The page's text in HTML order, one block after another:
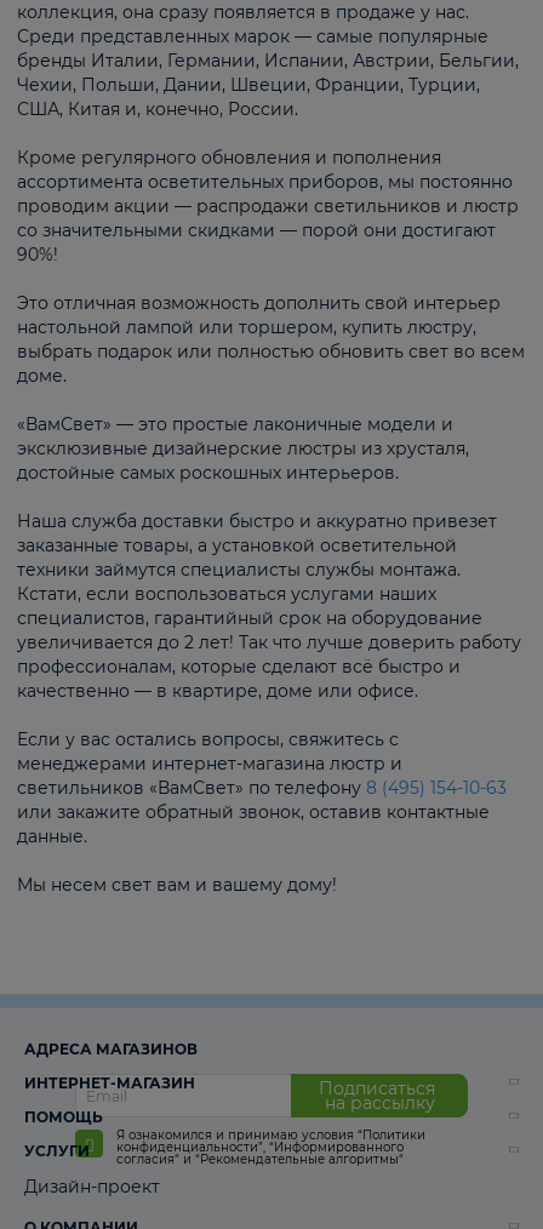
коллекция, она сразу появляется в продаже у нас.
Среди представленных марок — самые популярные
бренды Италии, Германии, Испании, Австрии, Бельгии,
Чехии, Польши, Дании, Швеции, Франции, Турции,
США, Китая и, конечно, России.
Кроме регулярного обновления и пополнения
ассортимента осветительных приборов, мы постоянно
проводим акции — распродажи светильников и люстр
со значительными скидками — порой они достигают
90%!
Это отличная возможность дополнить свой интерьер
настольной лампой или торшером, купить люстру,
выбрать подарок или полностью обновить свет во всем
доме.
«ВамСвет» — это простые лаконичные модели и
эксклюзивные дизайнерские люстры из хрусталя,
достойные самых роскошных интерьеров.
Наша служба доставки быстро и аккуратно привезет
заказанные товары, а установкой осветительной
техники займутся специалисты службы монтажа.
Кстати, если воспользоваться услугами наших
специалистов, гарантийный срок на оборудование
увеличивается до 2 лет! Так что лучше доверить работу
профессионалам, которые сделают всё быстро и
качественно — в квартире, доме или офисе.
Если у вас остались вопросы, свяжитесь с
менеджерами интернет-магазина люстр и
светильников «ВамСвет» по телефону 8 (495) 154-10-63
или закажите обратный звонок, оставив контактные
данные.
Мы несем свет вам и вашему дому!
Подписаться
на рассылку
Я ознакомился и принимаю условия “Политики
конфиденциальности”, “Информированного
согласия“ и “Рекомендательные алгоритмы“
АДРЕСА МАГАЗИНОВ
ИНТЕРНЕТ-МАГАЗИН
ПОМОЩЬ
УСЛУГИ
Дизайн-проект